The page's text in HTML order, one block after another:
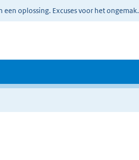
oplossing. Excuses voor het ongemak.